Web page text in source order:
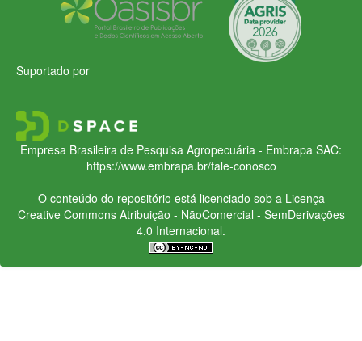
Suportado por
Empresa Brasileira de Pesquisa Agropecuária - Embrapa SAC:
https://www.embrapa.br/fale-conosco
O conteúdo do repositório está licenciado sob a Licença
Creative CommonsAtribuição - NãoComercial - SemDerivações
4.0 Internacional.